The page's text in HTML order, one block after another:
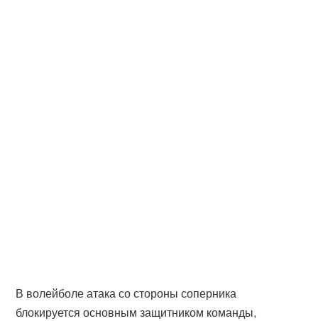
В волейболе атака со стороны соперника
блокируется основным защитником команды,